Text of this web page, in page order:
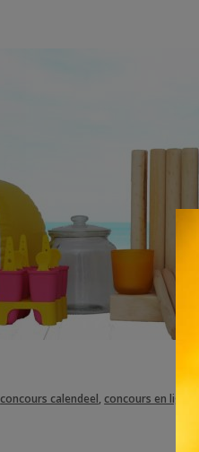
concours calendeel, concours en ligne